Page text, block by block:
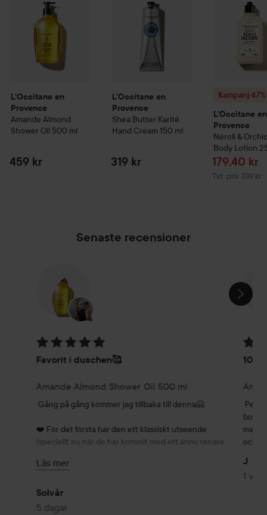
L'Occitane en
Provence
Amande Almond
Shower Oil 500 ml
459 kr
L'Occitane en
Provence
Shea Butter Karité
Hand Cream 150 ml
319 kr
Kampanj 47%
L'Occitane en
Provence
Néroli &
Body Lotion
Reapris
179,40 kr
Tid. pris 339 kr
Tidigare pris
Senaste recensioner
HOPPA ÖVER SEKTIONEN
Betyg: 5 av 5
Favorit i duschen🥰
Amande Almond Shower Oil 500 ml
Gång på gång kommer jag tillbaka till denna🤗
❤️ För det första har den ett klassiskt utseende
(speciellt nu när de har kommit med ett ännu renare
nya).
❤️ För det andra är den oljig men samtidigt mjölkig i
textur när man blandar med vatten. Man känner sig
Läs mer
Solvår
5 dagar
10
och
J
1